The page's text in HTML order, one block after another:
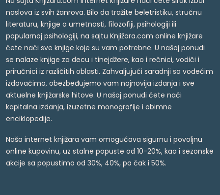
naslova iz svih žanrova. Bilo da tražite beletristiku, stručnu
literaturu, knjige o umetnosti, filozofiji, psihologiji ili
popularnoj psihologiji, na sajtu Knjižara.com online knjižare
ćete naći sve knjige koje su vam potrebne. U našoj ponudi
se nalaze knjige za decu i tinejdžere, kao i rečnici, vodiči i
priručnici iz različitih oblasti. Zahvaljujući saradnji sa vodećim
izdavačima, obezbeđujemo vam najnovija izdanja i sve
aktuelne knjižarske hitove. U našoj ponudi ćete naći
kapitalna izdanja, izuzetne monografije i obimne
enciklopedije.
Naša internet knjižara vam omogućava sigurnu i povoljnu
online kupovinu, uz stalne popuste od 10-20%, kao i sezonske
akcije sa popustima od 30%, 40%, pa čak i 50%.